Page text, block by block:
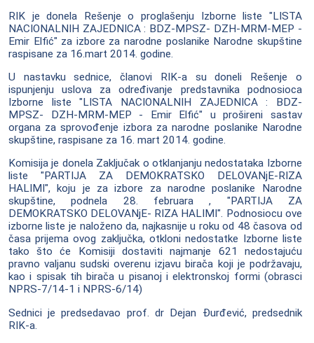
RIK je donela Rešenje o proglašenju Izborne liste "LISTA
NACIONALNIH ZAJEDNICA : BDZ-MPSZ- DZH-MRM-MEP -
Emir Elfić" za izbore za narodne poslanike Narodne skupštine
raspisane za 16.mart 2014. godine.
U nastavku sednice, članovi RIK-a su doneli Rešenje o
ispunjenju uslova za određivanje predstavnika podnosioca
Izborne liste "LISTA NACIONALNIH ZAJEDNICA : BDZ-
MPSZ- DZH-MRM-MEP - Emir Elfić" u prošireni sastav
organa za sprovođenje izbora za narodne poslanike Narodne
skupštine, raspisane za 16. mart 2014. godine.
Komisija je donela Zaključak o otklanjanju nedostataka Izborne
liste "PARTIJA ZA DEMOKRATSKO DELOVANjE-RIZA
HALIMI", koju je za izbore za narodne poslanike Narodne
skupštine, podnela 28. februara , "PARTIJA ZA
DEMOKRATSKO DELOVANjE- RIZA HALIMI". Podnosiocu ove
izborne liste je naloženo da, najkasnije u roku od 48 časova od
časa prijema ovog zaključka, otkloni nedostatke Izborne liste
tako što će Komisiji dostaviti najmanje 621 nedostajuću
pravno valjanu sudski overenu izjavu birača koji je podržavaju,
kao i spisak tih birača u pisanoj i elektronskoj formi (obrasci
NPRS-7/14-1 i NPRS-6/14)
Sednici je predsedavao prof. dr Dejan Đurđević, predsednik
RIK-a.